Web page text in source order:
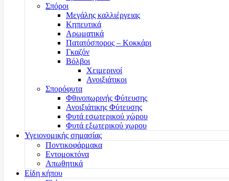
Σπόροι
Μεγάλης καλλιέργειας
Κηπευτικά
Αρωματικά
Πατατόσπορος – Κοκκάρι
Γκαζόν
Βόλβοι
Χειμερινοί
Ανοιξιάτικοι
Σπορόφυτα
Φθινοπωρινής Φύτευσης
Ανοιξιάτικης Φύτευσης
Φυτά εσωτερικού χώρου
Φυτά εξωτερικού χωρου
Υγειονομικής σημασίας
Ποντικοφάρμακα
Εντομοκτόνα
Απωθητικά
Είδη κήπου